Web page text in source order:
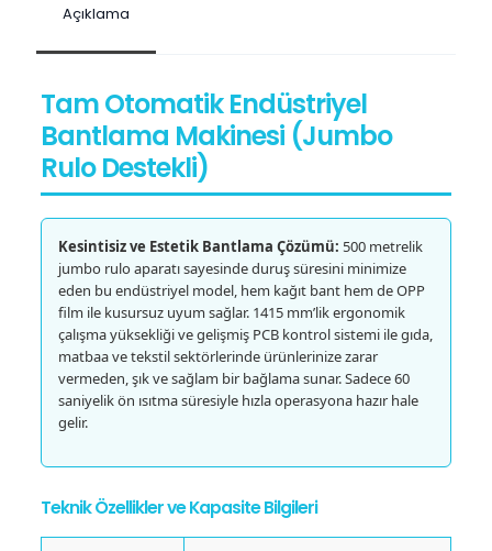
Açıklama
Tam Otomatik Endüstriyel
Bantlama Makinesi (Jumbo
Rulo Destekli)
Kesintisiz ve Estetik Bantlama Çözümü: 500 metrelik
jumbo rulo aparatı sayesinde duruş süresini minimize
eden bu endüstriyel model, hem kağıt bant hem de OPP
film ile kusursuz uyum sağlar. 1415 mm’lik ergonomik
çalışma yüksekliği ve gelişmiş PCB kontrol sistemi ile gıda,
matbaa ve tekstil sektörlerinde ürünlerinize zarar
vermeden, şık ve sağlam bir bağlama sunar. Sadece 60
saniyelik ön ısıtma süresiyle hızla operasyona hazır hale
gelir.
Teknik Özellikler ve Kapasite Bilgileri